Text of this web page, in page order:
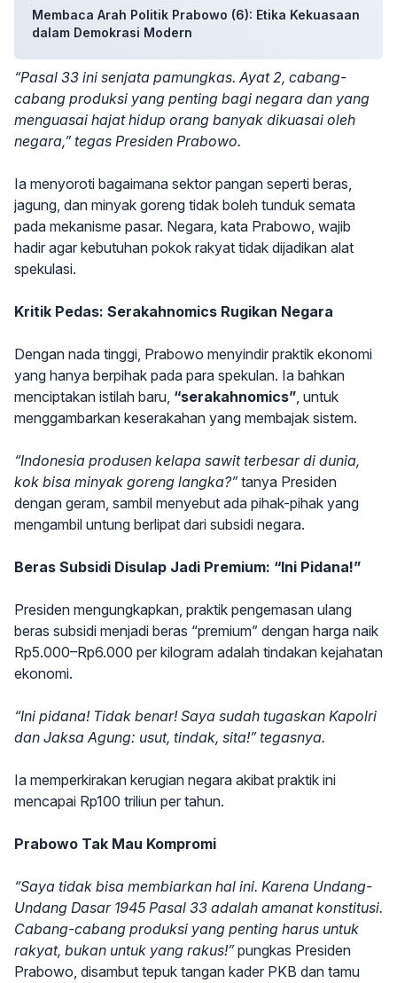
Membaca Arah Politik Prabowo (6): Etika Kekuasaan
dalam Demokrasi Modern
“Pasal 33 ini senjata pamungkas. Ayat 2, cabang-
cabang produksi yang penting bagi negara dan yang
menguasai hajat hidup orang banyak dikuasai oleh
negara,” tegas Presiden Prabowo.
Ia menyoroti bagaimana sektor pangan seperti beras,
jagung, dan minyak goreng tidak boleh tunduk semata
pada mekanisme pasar. Negara, kata Prabowo, wajib
hadir agar kebutuhan pokok rakyat tidak dijadikan alat
spekulasi.
Kritik Pedas: Serakahnomics Rugikan Negara
Dengan nada tinggi, Prabowo menyindir praktik ekonomi
yang hanya berpihak pada para spekulan. Ia bahkan
menciptakan istilah baru, “serakahnomics”, untuk
menggambarkan keserakahan yang membajak sistem.
“Indonesia produsen kelapa sawit terbesar di dunia,
kok bisa minyak goreng langka?”tanya Presiden
dengan geram, sambil menyebut ada pihak-pihak yang
mengambil untung berlipat dari subsidi negara.
Beras Subsidi Disulap Jadi Premium: “Ini Pidana!”
Presiden mengungkapkan, praktik pengemasan ulang
beras subsidi menjadi beras “premium” dengan harga naik
Rp5.000–Rp6.000 per kilogram adalah tindakan kejahatan
ekonomi.
“Ini pidana! Tidak benar! Saya sudah tugaskan Kapolri
dan Jaksa Agung: usut, tindak, sita!” tegasnya.
Ia memperkirakan kerugian negara akibat praktik ini
mencapai Rp100 triliun per tahun.
Prabowo Tak Mau Kompromi
“Saya tidak bisa membiarkan hal ini. Karena Undang-
Undang Dasar 1945 Pasal 33 adalah amanat konstitusi.
Cabang-cabang produksi yang penting harus untuk
rakyat, bukan untuk yang rakus!”pungkas Presiden
Prabowo, disambut tepuk tangan kader PKB dan tamu